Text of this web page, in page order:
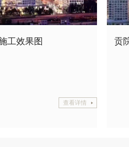
工效果图
查看详情
贡